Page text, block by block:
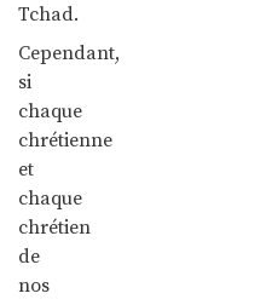
Tchad.
Cependant,
si
chaque
chrétienne
et
chaque
chrétien
de
nos